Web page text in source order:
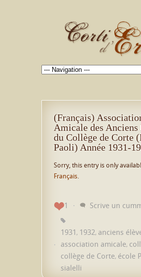
(Français)
Amicale des Anciens
du Collège de Corte
Paoli) Année 1931-
Sorry, this entry is only
Français
1 Scrive un
1931 , 1932, anciens
association amicale,
collège de Corte, école
sialelli